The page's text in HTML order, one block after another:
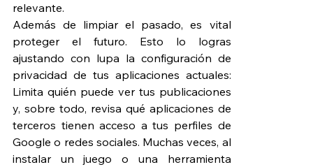
relevante.
Además de limpiar el pasado, es vital
proteger el futuro. Esto lo logras
ajustando con lupa la configuración de
privacidad de tus aplicaciones actuales:
Limita quién puede ver tus publicaciones
y, sobre todo, revisa qué aplicaciones de
terceros tienen acceso a tus perfiles de
Google o redes sociales. Muchas veces, al
instalar un juego o una herramienta